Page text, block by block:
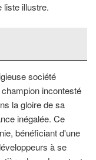
liste illustre.
société
incontesté
la gloire de sa
inégalée. Ce
bénéficiant d'une
à se